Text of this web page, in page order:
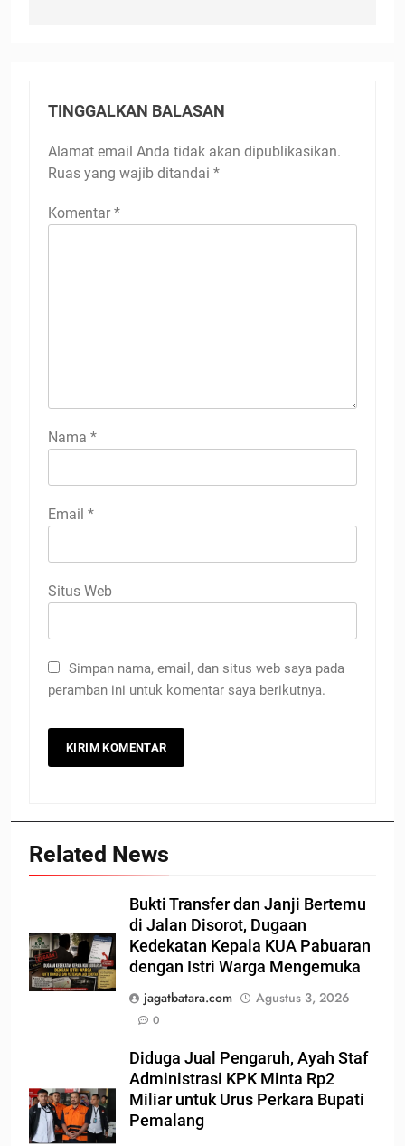
TINGGALKAN BALASAN
Alamat email Anda tidak akan dipublikasikan.
Ruas yang wajib ditandai *
Komentar *
Nama *
Email *
Situs Web
Simpan nama, email, dan situs web saya pada
peramban ini untuk komentar saya berikutnya.
Related News
Bukti Transfer dan Janji Bertemu
di Jalan Disorot, Dugaan
Kedekatan Kepala KUA Pabuaran
dengan Istri Warga Mengemuka
jagatbatara.com
Agustus 3, 2026
0
Diduga Jual Pengaruh, Ayah Staf
Administrasi KPK Minta Rp2
Miliar untuk Urus Perkara Bupati
Pemalang